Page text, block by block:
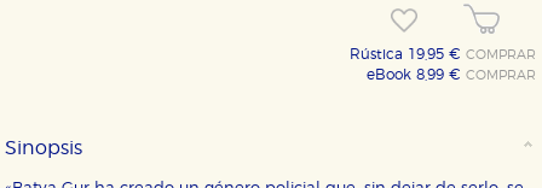
Rústica 19,95 €COMPRAR
eBook 8,99 €COMPRAR
Sinopsis